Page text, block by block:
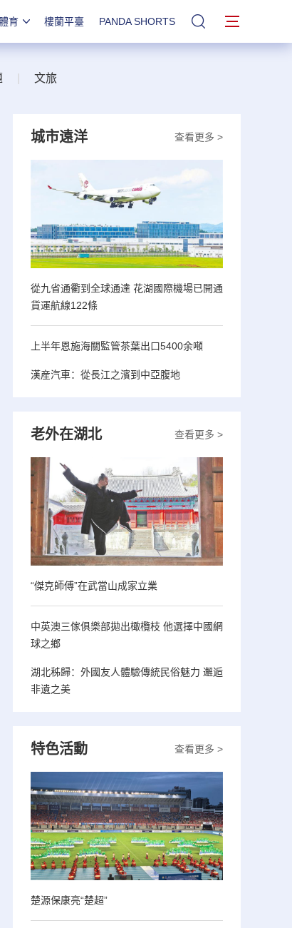
育 樓蘭平臺 PANDA SHORTS 站內搜索
文旅
查看更多 >
城市遠洋
從九省通衢到全球通達 花湖國際機場已開通
貨運航線122條
上半年恩施海關監管茶葉出口5400余噸
漢産汽車：從長江之濱到中亞腹地
查看更多 >
老外在湖北
“傑克師傅”在武當山成家立業
中英澳三傢俱樂部拋出橄欖枝 他選擇中國網
球之鄉
湖北秭歸：外國友人體驗傳統民俗魅力 邂逅
非遺之美
查看更多 >
特色活動
楚源保康亮“楚超”